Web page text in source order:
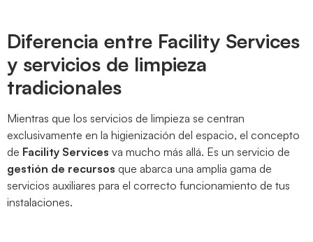
Diferencia entre Facility Services
y servicios de limpieza
tradicionales
Mientras que los servicios de limpieza se centran
exclusivamente en la higienización del espacio, el concepto
de Facility Services va mucho más allá. Es un servicio de
gestión de recursos que abarca una amplia gama de
servicios auxiliares para el correcto funcionamiento de tus
instalaciones.